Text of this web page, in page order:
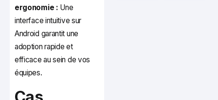
ergonomie : Une
interface intuitive sur
Android garantit une
adoption rapide et
efficace au sein de vos
équipes.